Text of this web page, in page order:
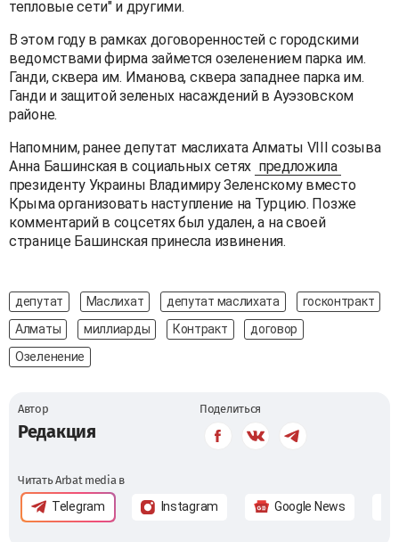
тепловые сети" и другими.
В этом году в рамках договоренностей с городскими
ведомствами фирма займется озеленением парка им.
Ганди, сквера им. Иманова, сквера западнее парка им.
Ганди и защитой зеленых насаждений в Ауэзовском
районе.
Напомним, ранее депутат маслихата Алматы VIII созыва
Анна Башинская в социальных сетях предложила
президенту Украины Владимиру Зеленскому вместо
Крыма организовать наступление на Турцию. Позже
комментарий в соцсетях был удален, а на своей
странице Башинская принесла извинения.
депутат Маслихат депутат маслихата
госконтракт
Алматы
миллиарды Контракт
договор
Озеленение
Автор
Редакция
Поделиться
Читать Arbat media в
Telegram Instagram Google News